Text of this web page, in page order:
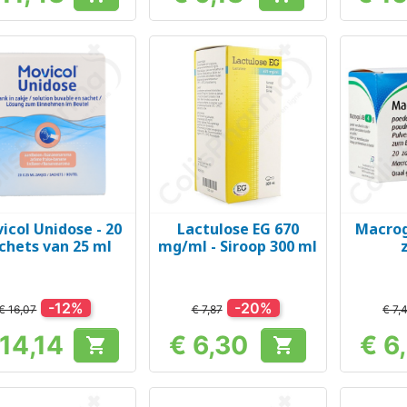
Snel bekijken
Unidose - 20
van 25 ml
16,07 -12%
Prijs 
Snel bekijken
Lactulose EG 670
mg/ml - Siroop 300 ml
€ 7,87 -20%
Prijs
€ 6,30 

€
€